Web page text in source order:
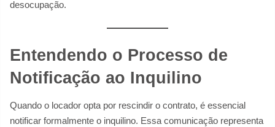
desocupação.
Entendendo o Processo de
Notificação ao Inquilino
Quando o locador opta por rescindir o contrato, é essencial
notificar formalmente o inquilino. Essa comunicação representa